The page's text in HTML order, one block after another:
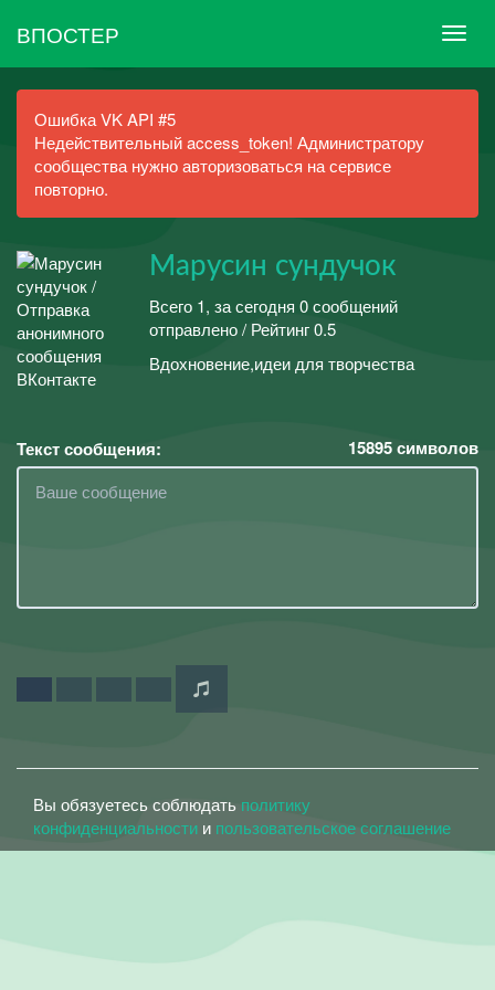
ВПОСТЕР
Ошибка VK API #5
Недействительный access_token! Администратору
сообщества нужно авторизоваться на сервисе
повторно.
Марусин сундучок
Всего 1, за сегодня 0 сообщений
отправлено / Рейтинг 0.5
Вдохновение,идеи для творчества
Текст сообщения: 15895символов
Вы обязуетесь соблюдать политику
конфиденциальности и пользовательское соглашение